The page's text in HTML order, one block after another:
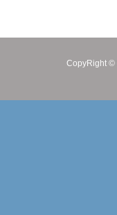
CopyRight ©